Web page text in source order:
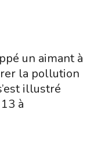
un aimant à
la pollution
illustré
à